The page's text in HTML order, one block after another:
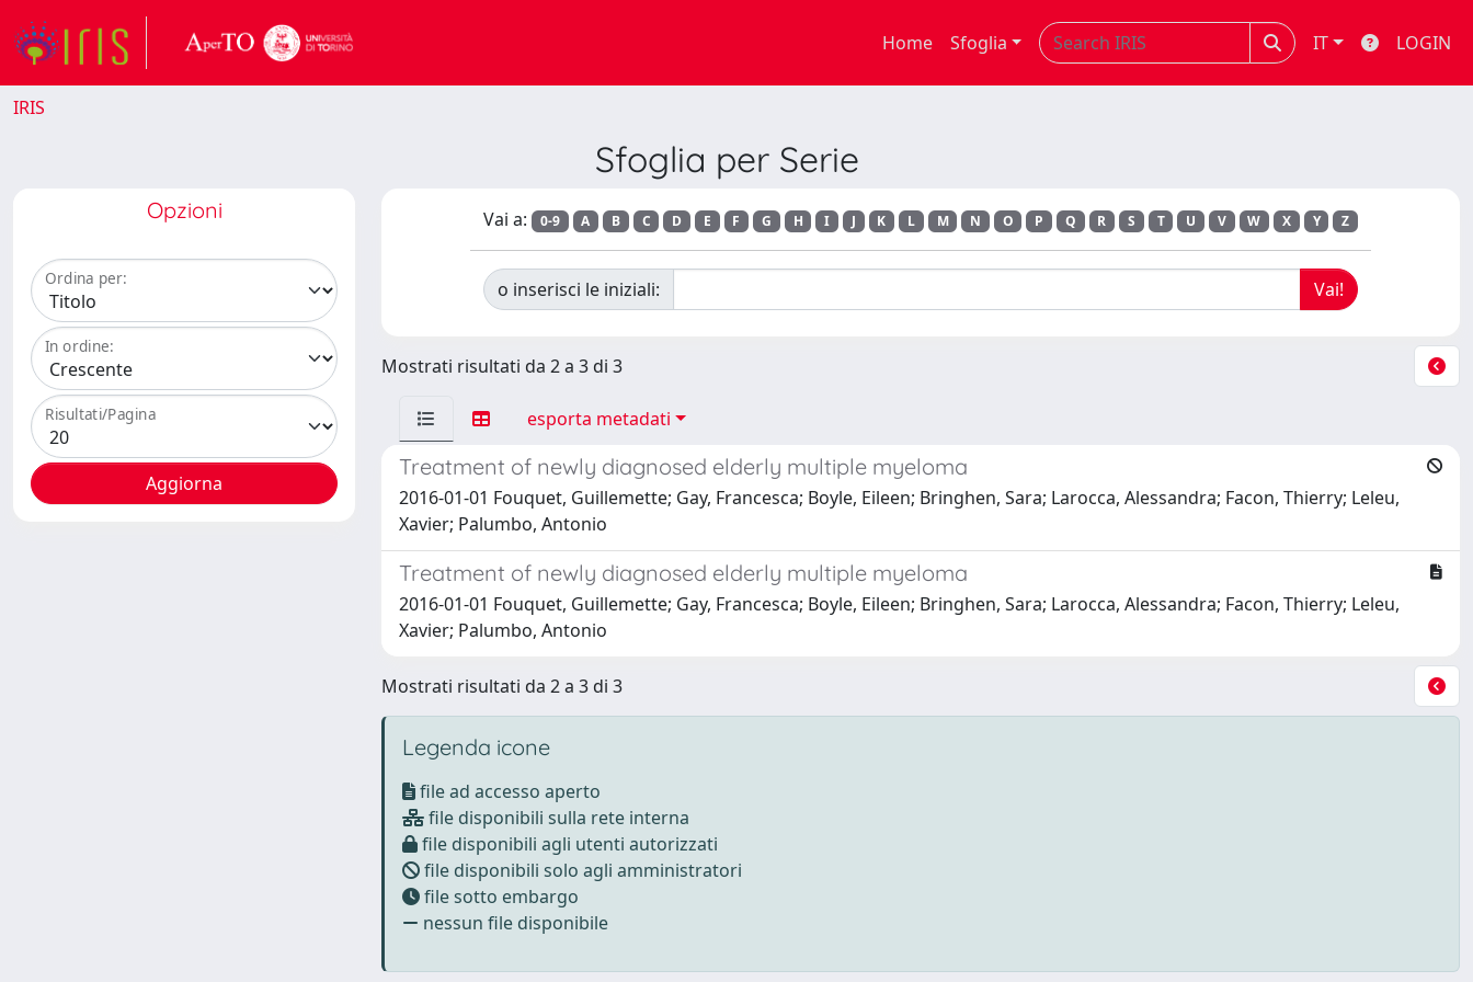
Home Sfoglia IT LOGIN
IRIS
Sfoglia per Serie
Opzioni
Ordina per:
In ordine:
Risultati/Pagina
Vai a: 0-9 A B C D E F G H I J K L M N O P Q R S T U V W X Y Z
o inserisci le iniziali:
Mostrati risultati da 2 a 3 di 3
esporta metadati
Treatment of newly diagnosed elderly multiple myeloma
2016-01-01 Fouquet, Guillemette; Gay, Francesca; Boyle, Eileen; Bringhen, Sara; Larocca, Alessandra; Facon, Thierry; Leleu,
Xavier; Palumbo, Antonio
Treatment of newly diagnosed elderly multiple myeloma
2016-01-01 Fouquet, Guillemette; Gay, Francesca; Boyle, Eileen; Bringhen, Sara; Larocca, Alessandra; Facon, Thierry; Leleu,
Xavier; Palumbo, Antonio
Mostrati risultati da 2 a 3 di 3
Legenda icone
file ad accesso aperto
file disponibili sulla rete interna
file disponibili agli utenti autorizzati
file disponibili solo agli amministratori
file sotto embargo
nessun file disponibile